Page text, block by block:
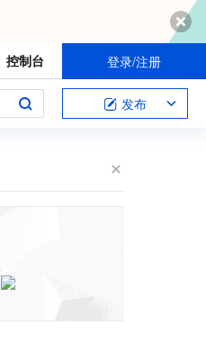
控制台 登录/注册
发布